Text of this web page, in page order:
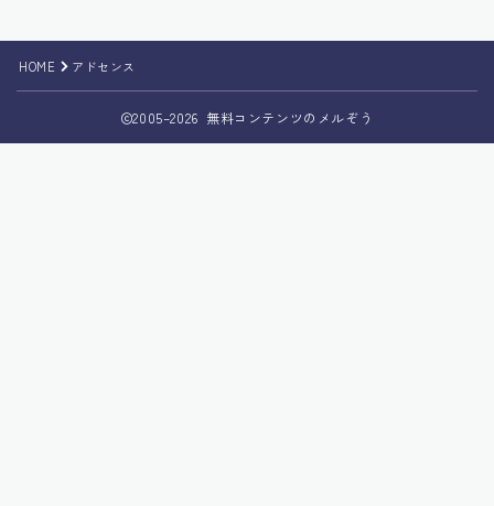
HOME アドセンス
2005–2026 無料コンテンツのメルぞう